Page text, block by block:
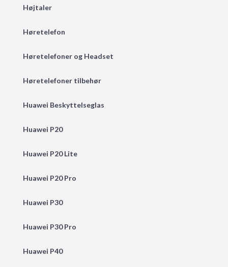
Højtaler
Høretelefon
Høretelefoner og Headset
Høretelefoner tilbehør
Huawei Beskyttelseglas
Huawei P20
Huawei P20 Lite
Huawei P20 Pro
Huawei P30
Huawei P30 Pro
Huawei P40